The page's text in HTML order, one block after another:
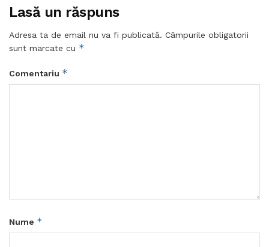
Lasă un răspuns
Adresa ta de email nu va fi publicată. Câmpurile obligatorii
sunt marcate cu *
Comentariu *
Nume *